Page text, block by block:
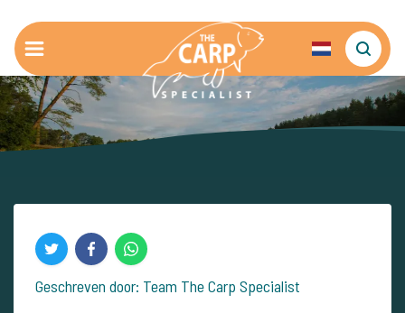
Geschreven door: Team The Carp Specialist